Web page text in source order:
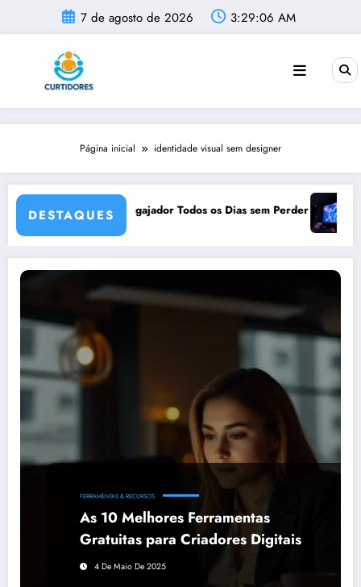
o
7 de agosto de 2026 3:29:06 AM
Página inicial identidade visual sem designer
DESTAQUES
Criar Conteúdo Engajador Todos os Dias sem Perder a Criatividade
Como
FERRAMENTAS & RECURSOS
As 10 Melhores Ferramentas
Gratuitas para Criadores Digitais
4 De Maio De 2025